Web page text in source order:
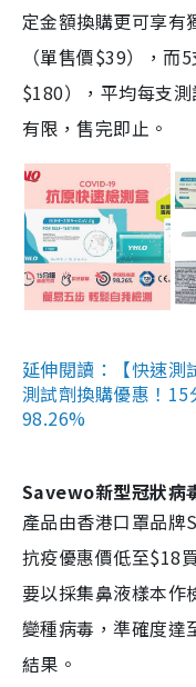
定金額換購更可享
（單售價$39），
$180），平均每支
有限，售完即止。
延伸閱讀：【快速測
測試劑換購優惠！
98.26%
Savewo新型冠狀病
產品由香港口罩品牌
抗疫優惠價低至$18
要以採集鼻液樣本
變種病毒，準確度達
結果。